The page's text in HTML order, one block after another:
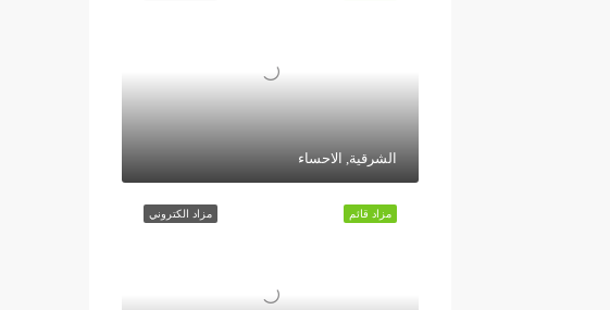
الشرقية, الاحساء
مزاد الكتروني مزاد قائم